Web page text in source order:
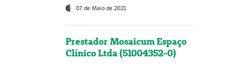
07 de Maio de 2021
Prestador Mosaicum Espaço
Clínico Ltda (51004352-0)